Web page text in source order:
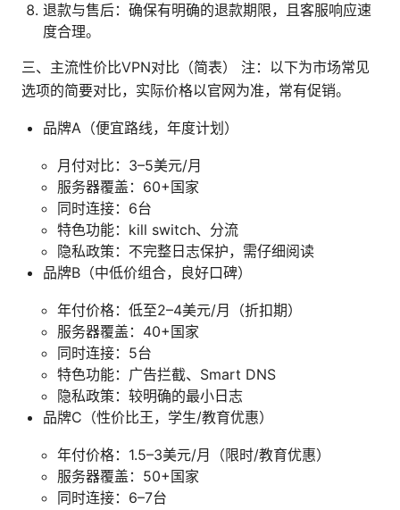
退款与售后：确保有明确的退款期限，且客服响应速
度合理。
三、主流性价比VPN对比（简表） 注：以下为市场常见
选项的简要对比，实际价格以官网为准，常有促销。
品牌A（便宜路线，年度计划）
月付对比：3–5美元/月
服务器覆盖：60+国家
同时连接：6台
特色功能：kill switch、分流
隐私政策：不完整日志保护，需仔细阅读
品牌B（中低价组合，良好口碑）
年付价格：低至2–4美元/月（折扣期）
服务器覆盖：40+国家
同时连接：5台
特色功能：广告拦截、Smart DNS
隐私政策：较明确的最小日志
品牌C（性价比王，学生/教育优惠）
年付价格：1.5–3美元/月（限时/教育优惠）
服务器覆盖：50+国家
同时连接：6–7台